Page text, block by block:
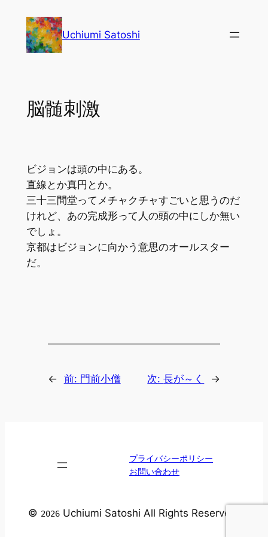
Uchiumi Satoshi
脳髄刺激
ビジョンは頭の中にある。
直線とか真円とか。
三十三間堂ってメチャクチャすごいと思うのだ
けれど、あの完成形って人の頭の中にしか無い
でしょ。
京都はビジョンに向かう意思のオールスター
だ。
← 前: 門前小僧 次:長が～く →
プライバシーポリシー
お問い合わせ
© 2026 Uchiumi Satoshi All Rights Reserved.